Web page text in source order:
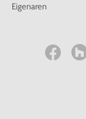
Eigenaren